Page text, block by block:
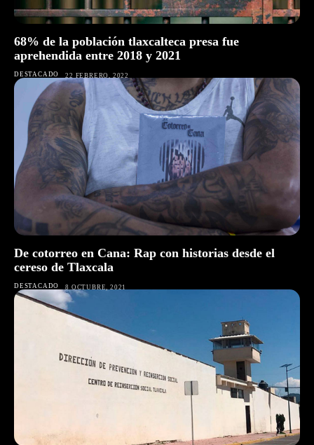
68% de la población tlaxcalteca presa fue
aprehendida entre 2018 y 2021
DESTACADO 22 FEBRERO, 2022
De cotorreo en Cana: Rap con historias desde el
cereso de Tlaxcala
DESTACADO 8 OCTUBRE, 2021